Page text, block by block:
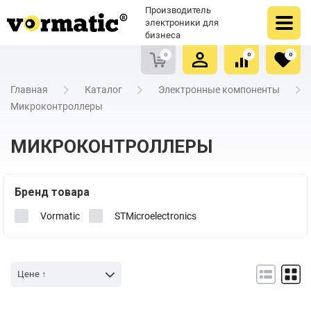
Производитель
электроники для
бизнеса
0
Очистить список сравнения
0
Очистить избранное
0
Главная Каталог
Электронные компоненты
Микроконтроллеры
МИКРОКОНТРОЛЛЕРЫ
Бренд товара
Vormatic STMicroelectronics
Цене ↑